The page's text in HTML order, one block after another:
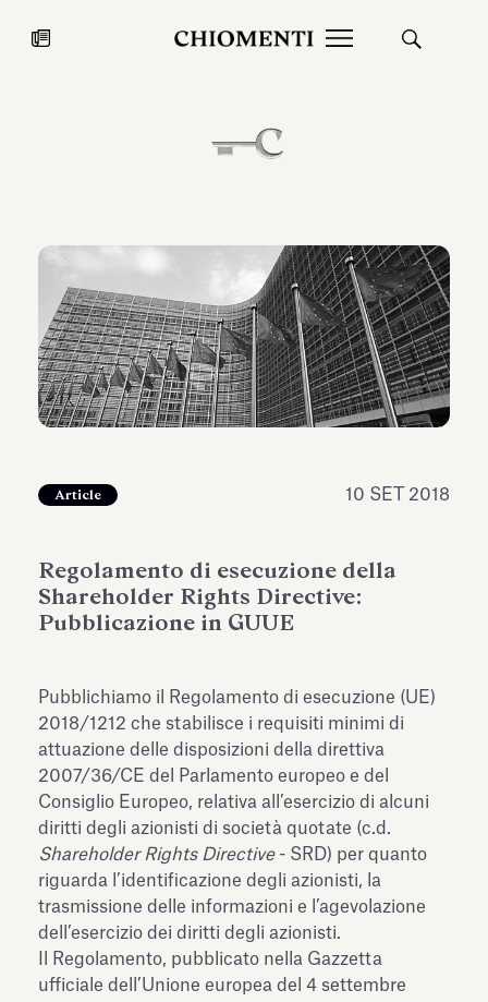
27 LUG 2026
ampliando gli spazi espositivi
dell’Antiquarium di Villa Albani
Article 10 SET 2018
Regolamento di esecuzione della
Shareholder Rights Directive:
Pubblicazione in GUUE
Pubblichiamo il Regolamento di esecuzione (UE)
2018/1212 che stabilisce i requisiti minimi di
attuazione delle disposizioni della direttiva
2007/36/CE del Parlamento europeo e del
Consiglio Europeo, relativa all’esercizio di alcuni
diritti degli azionisti di società quotate (c.d.
Shareholder Rights Directive- SRD) per quanto
riguarda l’identificazione degli azionisti, la
trasmissione delle informazioni e l’agevolazione
dell’esercizio dei diritti degli azionisti.
Il Regolamento, pubblicato nella Gazzetta
ufficiale dell’Unione europea del 4 settembre